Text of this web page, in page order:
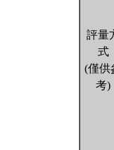
評量
式
(僅供
考)